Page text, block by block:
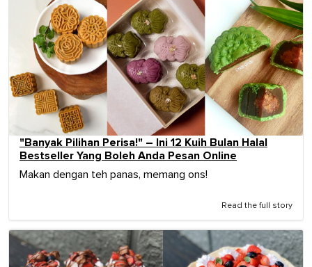
"Banyak Pilihan Perisa!" – Ini 12 Kuih Bulan Halal
Bestseller Yang Boleh Anda Pesan Online
Makan dengan teh panas, memang ons!
Read the full story